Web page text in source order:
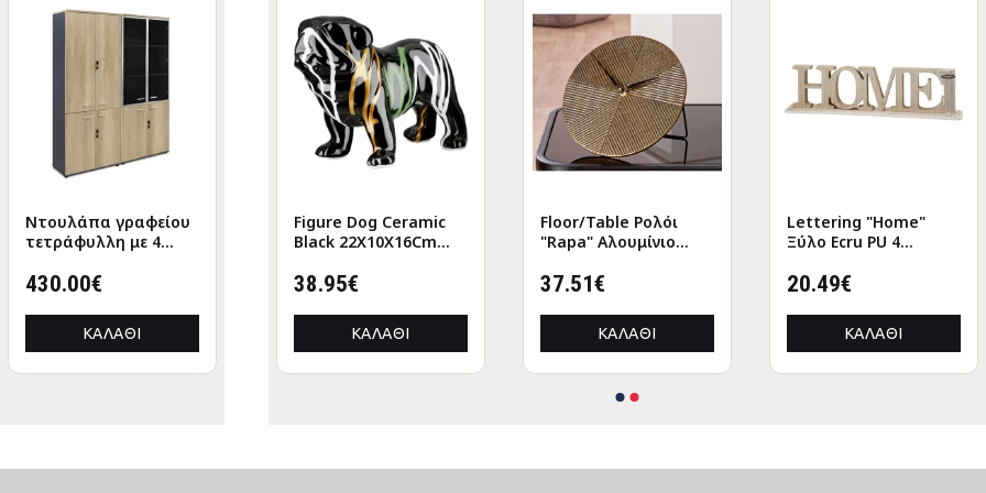
Nτουλάπα γραφείου
τετράφυλλη με 4
φυσικό-ανθρακί
430.00€
ΚΑΛΆΘΙ
Figure Cat Porcelain
White 2 Assorted
9.73€
ΚΑΛΆΘΙ
Figure Dog Ceramic
Black 22X10X16Cm
38.95€
ΚΑΛΆΘΙ
Floor/Table Ρολόι
"Rapa" Αλουμίνιο
155 cm D. 205 cm
37.51€
ΚΑΛΆΘΙ
Lettering "Home"
Ξύλο Ecru PU 4
20.49€
ΚΑΛΆΘΙ